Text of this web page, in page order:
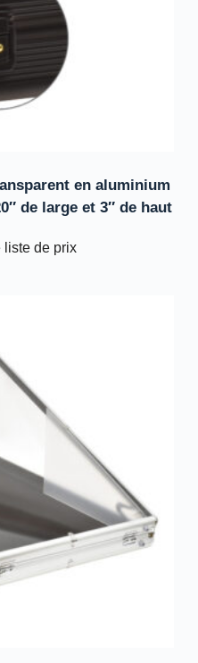
en aluminium
de large et 3″ de haut
liste de prix